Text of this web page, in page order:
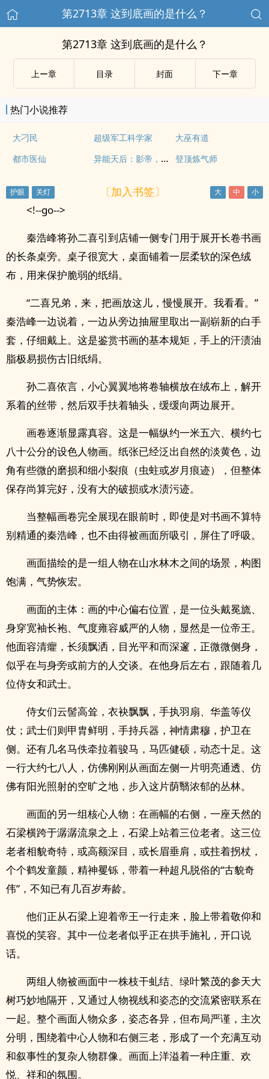
第2713章 这到底画的是什么？
第2713章 这到底画的是什么？
上ー章 目录 封面 下ー章
热门小说推荐
大刁民 超级军工科学家
大巫有道
都市医仙
异能天后：影帝，结婚吧 登顶炼气师
〔加入书签〕
<!--go-->
秦浩峰将孙二喜引到店铺一侧专门用于展开长卷书画
的长条桌旁。桌子很宽大，桌面铺着一层柔软的深色绒
布，用来保护脆弱的纸绢。
“二喜兄弟，来，把画放这儿，慢慢展开。我看看。”
秦浩峰一边说着，一边从旁边抽屉里取出一副崭新的白手
套，仔细戴上。这是鉴赏书画的基本规矩，手上的汗渍油
脂极易损伤古旧纸绢。
孙二喜依言，小心翼翼地将卷轴横放在绒布上，解开
系着的丝带，然后双手扶着轴头，缓缓向两边展开。
画卷逐渐显露真容。这是一幅纵约一米五六、横约七
八十公分的设色人物画。纸张已经泛出自然的淡黄色，边
角有些微的磨损和细小裂痕（虫蛀或岁月痕迹），但整体
保存尚算完好，没有大的破损或水渍污迹。
当整幅画卷完全展现在眼前时，即使是对书画不算特
别精通的秦浩峰，也不由得被画面所吸引，屏住了呼吸。
画面描绘的是一组人物在山水林木之间的场景，构图
饱满，气势恢宏。
画面的主体：画的中心偏右位置，是一位头戴冕旒、
身穿宽袖长袍、气度雍容威严的人物，显然是一位帝王。
他面容清癯，长须飘洒，目光平和而深邃，正微微侧身，
似乎在与身旁或前方的人交谈。在他身后左右，跟随着几
位侍女和武士。
侍女们云髻高耸，衣袂飘飘，手执羽扇、华盖等仪
仗；武士们则甲胄鲜明，手持兵器，神情肃穆，护卫在
侧。还有几名马佚牵拉着骏马，马匹健硕，动态十足。这
一行大约七八人，仿佛刚刚从画面左侧一片明亮通透、仿
佛有阳光照射的空旷之地，步入这片荫翳浓郁的丛林。
画面的另一组核心人物：在画幅的右侧，一座天然的
石梁横跨于潺潺流泉之上，石梁上站着三位老者。这三位
老者相貌奇特，或高额深目，或长眉垂肩，或拄着拐杖，
个个鹤发童颜，精神矍铄，带着一种超凡脱俗的“古貌奇
伟”，不知已有几百岁寿龄。
他们正从石梁上迎着帝王一行走来，脸上带着敬仰和
喜悦的笑容。其中一位老者似乎正在拱手施礼，开口说
话。
两组人物被画面中一株枝干虬结、绿叶繁茂的参天大
树巧妙地隔开，又通过人物视线和姿态的交流紧密联系在
一起。整个画面人物众多，姿态各异，但布局严谨，主次
分明，围绕着中心人物和右侧三老，形成了一个充满互动
和叙事性的复杂人物群像。画面上洋溢着一种庄重、欢
悦、祥和的氛围。